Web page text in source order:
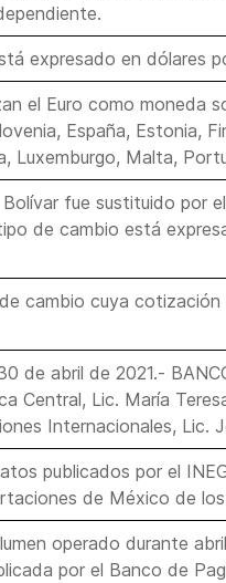
expresado en dólares
el Euro como moneda
España, Estonia,
Luxemburgo, Malta,
fue sustituido por
de cambio está
cambio cuya cotización
de abril de 2021.-
Central, Lic. María
Internacionales, Lic.
publicados por el
de México de
operado durante
por el Banco de